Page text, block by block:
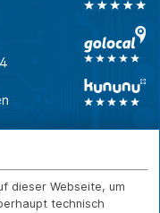
IT-Beratung und
Service
Reparatur
dieser Webseite, um
technisch